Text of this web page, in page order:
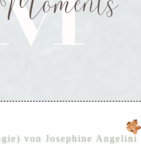
von Josephine Angelini